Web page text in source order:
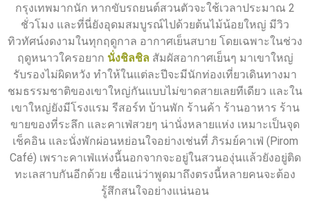
กรุงเทพมากนัก หากขับรถยนต์สวนตัวจะใช้เวลาประมาณ 2
ชั่วโมง และที่นี่ยังอุดมสมบูรณ์ไปด้วยต้นไม้น้อยใหญ่ มีวิว
ทิวทัศน์งดงามในทุกฤดูกาล อากาศเย็นสบาย โดยเฉพาะในช่วง
ฤดูหนาวใครอยาก นั่งชิลชิลสัมผัสอากาศเย็นๆ มาเขาใหญ่
รับรองไม่ผิดหวัง ทำให้ในแต่ละปีจะมีนักท่องเที่ยวเดินทางมา
ชมธรรมชาติของเขาใหญ่กันแบบไม่ขาดสายเลยทีเดียว และใน
เขาใหญ่ยังมีโรงแรม รีสอร์ท บ้านพัก ร้านค้า ร้านอาหาร ร้าน
ขายของที่ระลึก และคาเฟ่สวยๆ น่านั่งหลายแห่ง เหมาะเป็นจุด
เช็คอิน และนั่งพักผ่อนหย่อนใจอย่างเช่นที่ ภิรมย์คาเฟ่ (Pirom
Café) เพราะคาเฟ่แห่งนี้นอกจากจะอยู่ในสวนองุ่นแล้วยังอยู่ติด
ทะเลสาบกันอีกด้วย เชื่อแน่ว่าพูดมาถึงตรงนี้หลายคนจะต้อง
รู้สึกสนใจอย่างแน่นอน